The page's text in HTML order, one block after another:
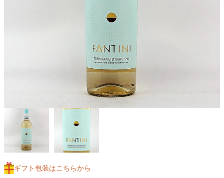
ギフト包装はこちらから